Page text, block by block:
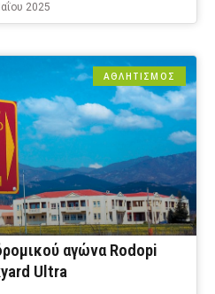
2025
ΑΘΛΗΤΙΣΜΟΣ
αγώνα Rodopi
Ultra